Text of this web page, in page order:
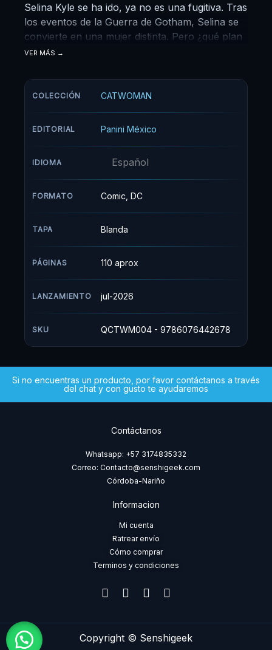
Selina Kyle se ha ido, ya no es una fugitiva. Tras
los eventos de la Guerra de Gotham, Selina se
convierte en una mujer distinta. Pero ¿qué plan
tiene en mente? Nueve misiones mortales, cada
sólo podría ser posible para un felino con
nueve vidas! Escrita por Tini Howard e ilustrada
¡te dejará sin aliento!
VER MÁS
COLECCIÓN CATWOMAN
EDITORIAL Panini México
IDIOMA Español
FORMATO Comic, DC
TAPA Blanda
PÁGINAS 110 aprox
LANZAMIENTO jul-2026
SKU QCTWM004 - 9786076442678
Si no encuentras un producto, por favor contáctanos a través
del chat y con gusto te ayudaremos
Contáctanos
Whatsapp: +57 3174835332
Correo: Contacto@senshigeek.com
Córdoba-Nariño
Informacion
Mi cuenta
Ratrear envío
Cómo comprar
Terminos y condiciones
F
a
e
b
I
n
t
a
T
i
t
o
W
h
t
s
Copyright © Senshigeek